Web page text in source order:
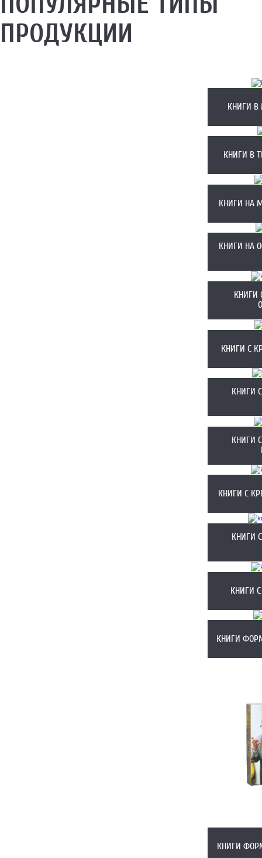
ПРОДУКЦИИ
КНИГИ
КНИГИ В
КНИГИ НА
КНИГИ НА
КНИГИ
КНИГИ С
КНИГИ
КНИГИ
КНИГИ С
КНИГИ
КНИГИ
КНИГИ
КНИГИ